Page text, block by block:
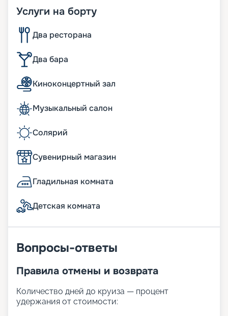
Услуги на борту
Два ресторана
Два бара
Киноконцертный зал
Музыкальный салон
Солярий
Сувенирный магазин
Гладильная комната
Детская комната
Вопросы-ответы
Правила отмены и возврата
Количество дней до круиза — процент
удержания от стоимости: